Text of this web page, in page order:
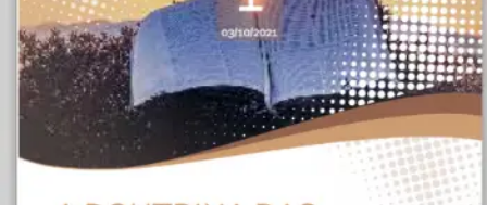
que é já a última hora.” (1 Jo 2.18) SÍNTESE Ninguém
sabe o dia em que se dará o Arrebatamento da igreja.
Esse